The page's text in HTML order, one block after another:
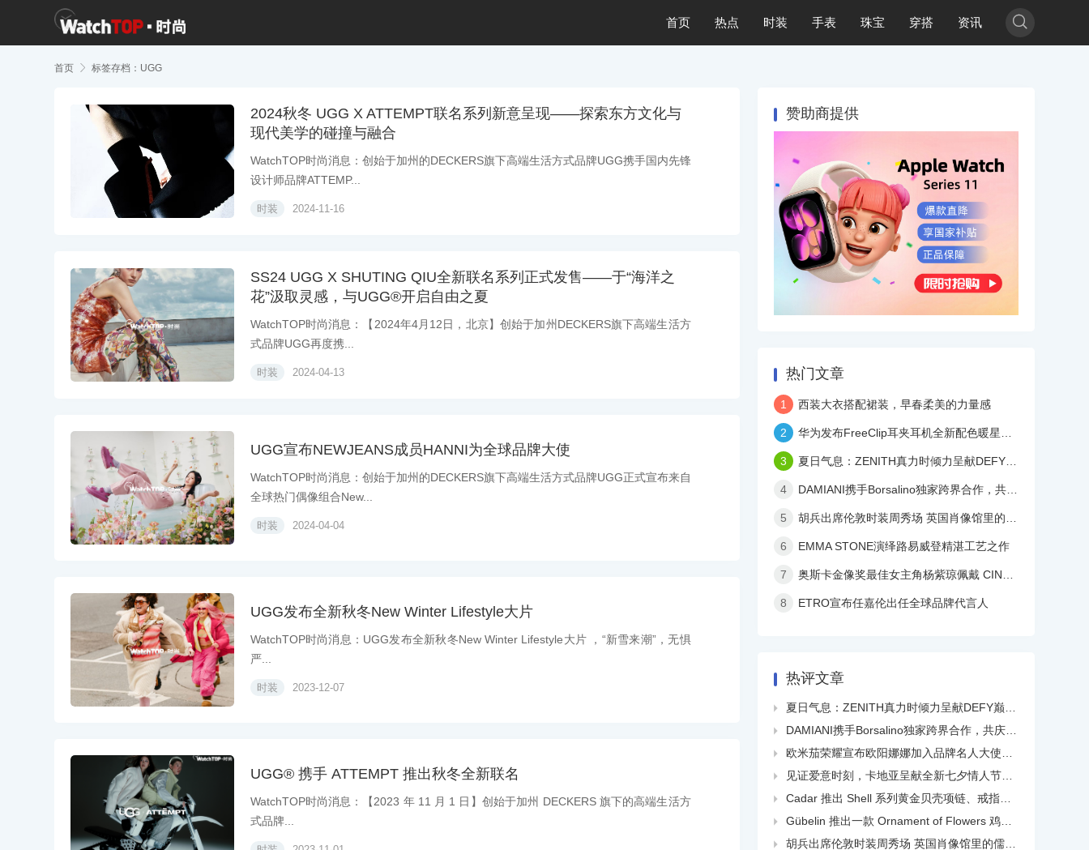
首页 热点 时装 手表 珠宝 穿搭 资讯 
首页  标签存档：UGG
2024秋冬 UGG X ATTEMPT联名系列新意呈现——探索东方文化与
现代美学的碰撞与融合
WatchTOP时尚消息：创始于加州的DECKERS旗下高端生活方式品牌UGG携手国内先锋
设计师品牌ATTEMP...
时装 2024-11-16
SS24 UGG X SHUTING QIU全新联名系列正式发售——于“海洋之
花”汲取灵感，与UGG®开启自由之夏
WatchTOP时尚消息：【2024年4月12日，北京】创始于加州DECKERS旗下高端生活方
式品牌UGG再度携...
时装 2024-04-13
UGG宣布NEWJEANS成员HANNI为全球品牌大使
WatchTOP时尚消息：创始于加州的DECKERS旗下高端生活方式品牌UGG正式宣布来自
全球热门偶像组合New...
时装 2024-04-04
UGG发布全新秋冬New Winter Lifestyle大片
WatchTOP时尚消息：UGG发布全新秋冬New Winter Lifestyle大片 ，“新雪来潮”，无惧
严...
时装 2023-12-07
UGG® 携手 ATTEMPT 推出秋冬全新联名
WatchTOP时尚消息：【2023 年 11 月 1 日】创始于加州 DECKERS 旗下的高端生活方
式品牌...
赞助商提供
热门文章
1 西装大衣搭配裙装，早春柔美的力量感
2 华为发布FreeClip耳夹耳机全新配色暖星云，再度引领时尚潮流！
3 夏日气息：ZENITH真力时倾力呈献DEFY巅峰系列镂空天际腕表白色陶瓷款
4 DAMIANI携手Borsalino独家跨界合作，共庆品牌百年华诞
5 胡兵出席伦敦时装周秀场 英国肖像馆里的儒雅民国风
6 EMMA STONE演绎路易威登精湛工艺之作
7 奥斯卡金像奖最佳女主角杨紫琼佩戴 CINDY CHAO 艺术珠宝亮相颁奖典礼
8 ETRO宣布任嘉伦出任全球品牌代言人
热评文章

夏日气息：ZENITH真力时倾力呈献DEFY巅峰系列镂空天际腕表白色陶瓷款

DAMIANI携手Borsalino独家跨界合作，共庆品牌百年华诞

欧米茄荣耀宣布欧阳娜娜加入品牌名人大使大家庭

见证爱意时刻，卡地亚呈献全新七夕情人节短片

Cadar 推出 Shell 系列黄金贝壳项链、戒指、耳环等

Gübelin 推出一款 Ornament of Flowers 鸡尾酒钻石配尖晶石戒指

胡兵出席伦敦时装周秀场 英国肖像馆里的儒雅民国风